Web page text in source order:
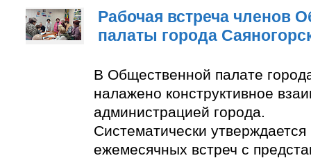
Рабочая встреча членов
палаты города
В Общественной палате
налажено конструктивное
администрацией города.
Систематически утверждается
ежемесячных встреч с